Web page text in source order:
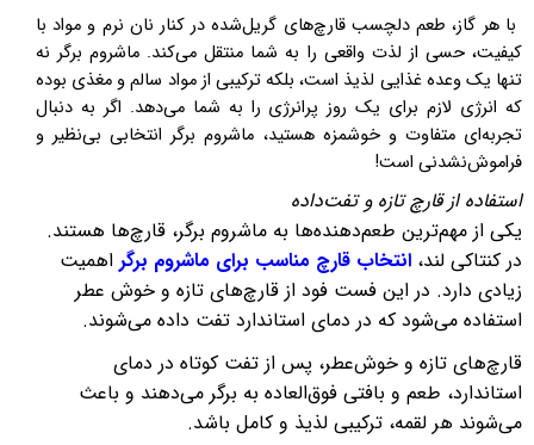
با هر گاز، طعم دلچسب قارچ‌های گریل‌شده در کنار نان نرم و مواد با
کیفیت، حسی از لذت واقعی را به شما منتقل می‌کند. ماشروم برگر نه
تنها یک وعده غذایی لذیذ است، بلکه ترکیبی از مواد سالم و مغذی بوده
که انرژی لازم برای یک روز پرانرژی را به شما می‌دهد. اگر به دنبال
تجربه‌ای متفاوت و خوشمزه هستید، ماشروم برگر انتخابی بی‌نظیر و
فراموش‌نشدنی است!
استفاده از قارچ تازه و تفت‌داده
یکی از مهم‌ترین طعم‌دهنده‌ها به ماشروم برگر، قارچ‌ها هستند.
در کنتاکی لند، انتخاب قارچ مناسب برای ماشروم برگر اهمیت
زیادی دارد. در این فست فود از قارچ‌های تازه و خوش عطر
استفاده می‌شود که در دمای استاندارد تفت داده می‌شوند.
قارچ‌های تازه و خوش‌عطر، پس از تفت کوتاه در دمای
استاندارد، طعم و بافتی فوق‌العاده به برگر می‌دهند و باعث
می‌شوند هر لقمه، ترکیبی لذیذ و کامل باشد.